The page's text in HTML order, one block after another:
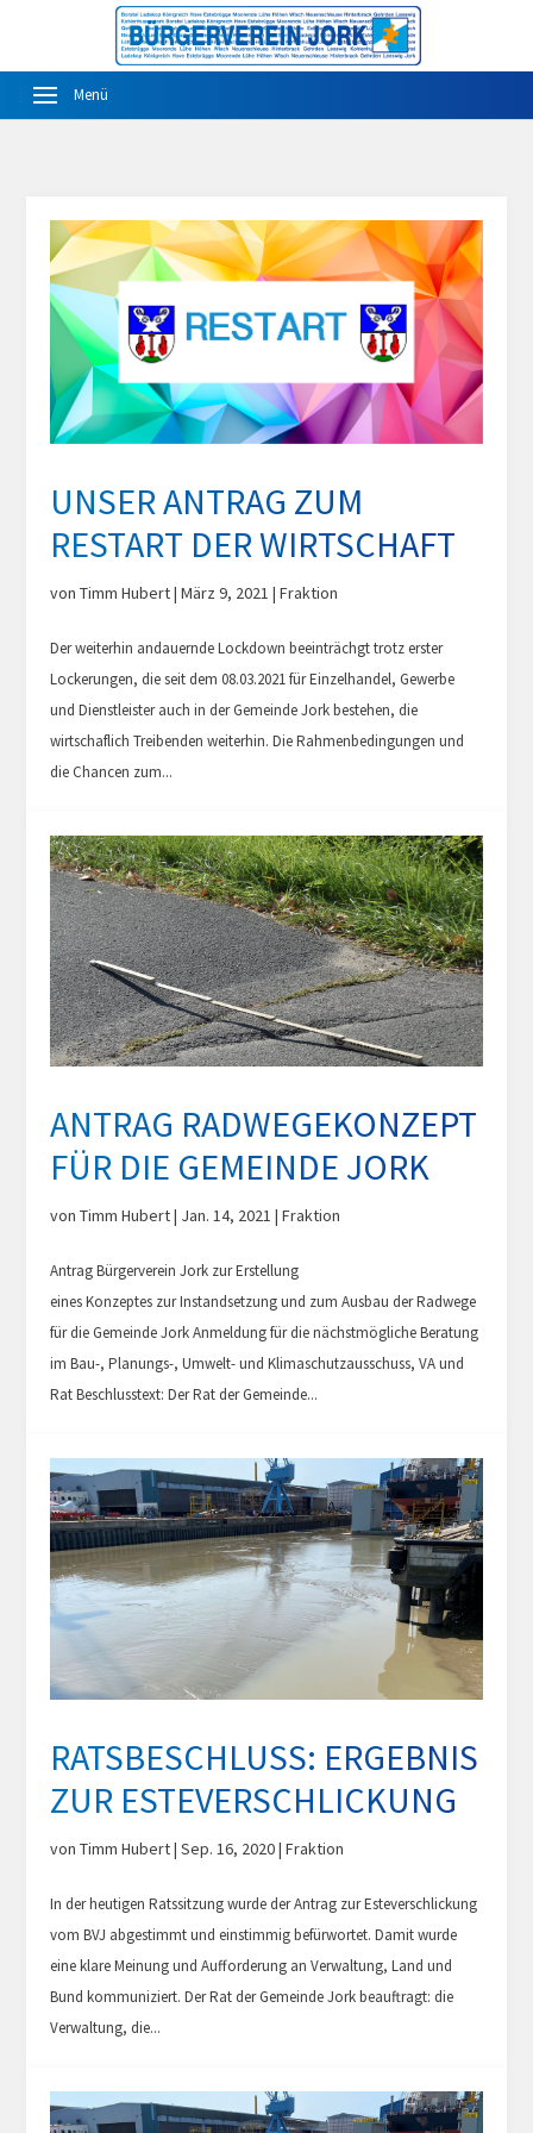
UNSER ANTRAG ZUM
RESTART DER WIRTSCHAFT
vonTimm Hubert|März 9, 2021 |Fraktion
Der weiterhin andauernde Lockdown beeinträchgt trotz erster
Lockerungen, die seit dem 08.03.2021 für Einzelhandel, Gewerbe
und Dienstleister auch in der Gemeinde Jork bestehen, die
wirtschaflich Treibenden weiterhin. Die Rahmenbedingungen und
die Chancen zum...
ANTRAG RADWEGEKONZEPT
FÜR DIE GEMEINDE JORK
vonTimm Hubert| Jan. 14, 2021 |Fraktion
Antrag Bürgerverein Jork zur Erstellung
eines Konzeptes zur Instandsetzung und zum Ausbau der Radwege
für die Gemeinde Jork Anmeldung für die nächstmögliche Beratung
im Bau-, Planungs-, Umwelt- und Klimaschutzausschuss, VA und
Rat Beschlusstext: Der Rat der Gemeinde...
RATSBESCHLUSS: ERGEBNIS
ZUR ESTEVERSCHLICKUNG
vonTimm Hubert|Sep. 16, 2020|Fraktion
In der heutigen Ratssitzung wurde der Antrag zur Esteverschlickung
vom BVJ abgestimmt und einstimmig befürwortet. Damit wurde
eine klare Meinung und Aufforderung an Verwaltung, Land und
Bund kommuniziert. Der Rat der Gemeinde Jork beauftragt: die
Verwaltung, die...